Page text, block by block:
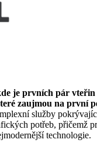
je prvních pár
zaujmou na první
služby
potřeb, přičemž
technologie.